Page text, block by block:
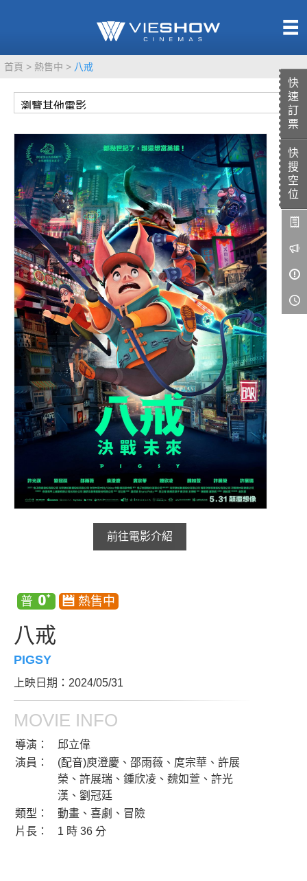
快
速
訂
票
快
搜
空
位
首頁 熱售中 八戒
前往電影介紹
八戒
PIGSY
上映日期：2024/05/31
MOVIE INFO
導演：
邱立偉
演員：
(配音)庾澄慶、邵雨薇、庹宗華、許展
榮、許展瑞、鍾欣凌、魏如萱、許光
漢、劉冠廷
類型：
動畫、喜劇、冒險
片長：
1 時 36 分
TITAN SCREEN
MUCROWN
IMAX
4DX
VR 演唱會
GOLD CLASS
AD口述影像
LIVE演唱會
影城餐飲
UNICORN
影城公告
影城活動
中獎名單
合作夥伴
商家介紹
商場活動
加入iShow
會員活動
會員Q&A